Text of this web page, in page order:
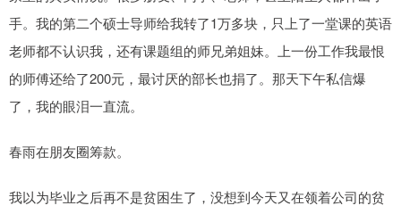
手。我的第二个硕士导师给我转了1万多块，只上了一堂课的英语
老师都不认识我，还有课题组的师兄弟姐妹。上一份工作我最恨
的师傅还给了200元，最讨厌的部长也捐了。那天下午私信爆
了，我的眼泪一直流。
春雨在朋友圈筹款。
我以为毕业之后再不是贫困生了，没想到今天又在领着公司的贫